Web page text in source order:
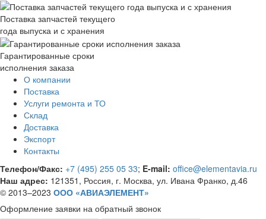
Поставка запчастей текущего
года выпуска и с хранения
Гарантированные сроки
исполнения заказа
О компании
Поставка
Услуги ремонта и ТО
Склад
Доставка
Экспорт
Контакты
Телефон/Факс: +7 (495) 255 05 33; E-mail: office@elementavia.ru
Наш адрес: 121351, Россия, г. Москва, ул. Ивана Франко, д.46
© 2013–2023 ООО «АВИАЭЛЕМЕНТ»
Оформление заявки на обратный звонок